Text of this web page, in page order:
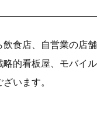
食店、自営業の店舗
的看板屋、モバイル
います。